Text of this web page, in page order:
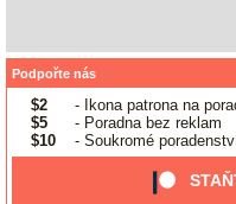
Podpořte nás
$2
- Ikona patrona na
$5
- Poradna bez reklam
$10
- Soukromé